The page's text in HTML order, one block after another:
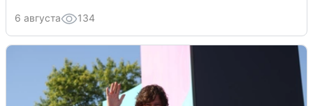
6 августа 134